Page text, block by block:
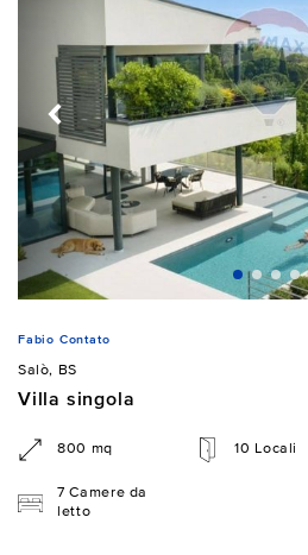
Fabio Contato
Salò, BS
Villa singola
800 mq 10 Locali
7 Camere da
letto